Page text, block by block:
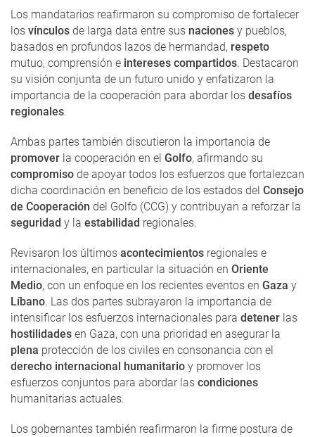
Los mandatarios reafirmaron su compromiso de fortalecer
los vínculos de larga data entre sus naciones y pueblos,
basados ​​en profundos lazos de hermandad, respeto
mutuo, comprensión e intereses compartidos. Destacaron
su visión conjunta de un futuro unido y enfatizaron la
importancia de la cooperación para abordar los desafíos
regionales.
Ambas partes también discutieron la importancia de
promover la cooperación en el Golfo, afirmando su
compromiso de apoyar todos los esfuerzos que fortalezcan
dicha coordinación en beneficio de los estados del Consejo
de Cooperación del Golfo (CCG) y contribuyan a reforzar la
seguridad y la estabilidad regionales.
Revisaron los últimos acontecimientos regionales e
internacionales, en particular la situación en Oriente
Medio, con un enfoque en los recientes eventos en Gaza y
Líbano. Las dos partes subrayaron la importancia de
intensificar los esfuerzos internacionales para detener las
hostilidades en Gaza, con una prioridad en asegurar la
plena protección de los civiles en consonancia con el
derecho internacional humanitario y promover los
esfuerzos conjuntos para abordar las condiciones
humanitarias actuales.
Los gobernantes también reafirmaron la firme postura de